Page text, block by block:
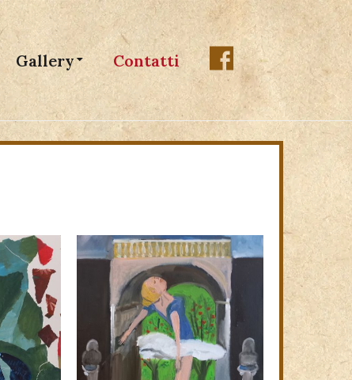
Gallery Contatti